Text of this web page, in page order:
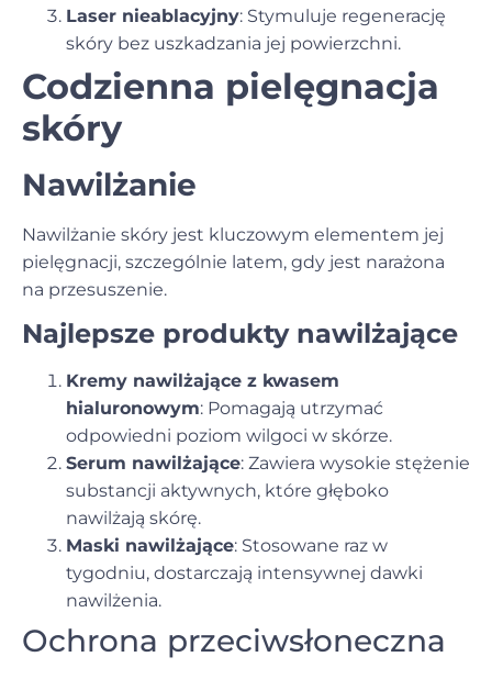
Laser nieablacyjny: Stymuluje regenerację
skóry bez uszkadzania jej powierzchni.
Codzienna pielęgnacja
skóry
Nawilżanie
Nawilżanie skóry jest kluczowym elementem jej
pielęgnacji, szczególnie latem, gdy jest narażona
na przesuszenie.
Najlepsze produkty nawilżające
Kremy nawilżające z kwasem
hialuronowym: Pomagają utrzymać
odpowiedni poziom wilgoci w skórze.
Serum nawilżające: Zawiera wysokie stężenie
substancji aktywnych, które głęboko
nawilżają skórę.
Maski nawilżające: Stosowane raz w
tygodniu, dostarczają intensywnej dawki
nawilżenia.
Ochrona przeciwsłoneczna